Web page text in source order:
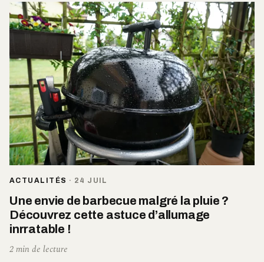
ACTUALITÉS · 24 JUIL
Une envie de barbecue malgré la pluie ?
Découvrez cette astuce d’allumage
inrratable !
2 min de lecture